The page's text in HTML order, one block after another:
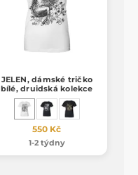
JELEN, dámské tričko
bílé, druidská kolekce
550 Kč
1-2 týdny